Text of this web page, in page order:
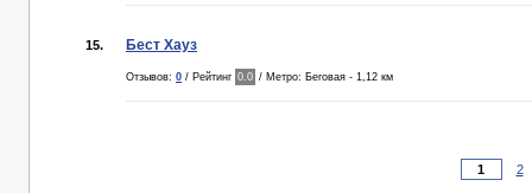
15. Бест Хауз
Отзывов: 0 / Рейтинг 0.0 / Метро: Беговая - 1,12 км
2